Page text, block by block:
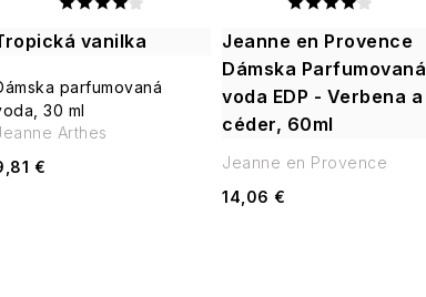
p
r
o
d
vanilka
parfumovaná
30 ml
€
Arthes
Jeanne en Provence
Dámska Parfumovaná
voda EDP - Verbena a
céder, 60ml
14,06 €
Jeanne en Provence